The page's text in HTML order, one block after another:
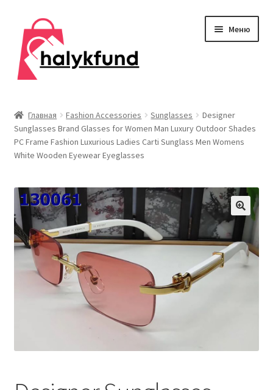
Перейти
навигации
Перейти
содержимому
Меню
меню
Главная
Контакты
Дом и сад
меню
Одежда
Публикации
Главная Fashion Accessories Sunglasses
Designer
Sunglasses Brand Glasses for Women Man Luxury Outdoor Shades
PC Frame Fashion Luxurious Ladies Carti Sunglass Men Womens
White Wooden Eyewear Eyeglasses